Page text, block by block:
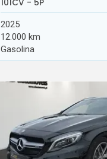
2025
12.000 km
Gasolina